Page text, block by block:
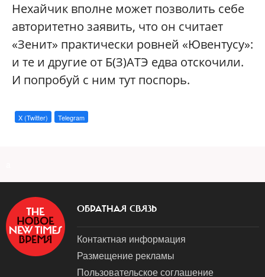
Нехайчик вполне может позволить себе
авторитетно заявить, что он считает
«Зенит» практически ровней «Ювентусу»:
и те и другие от Б(З)АТЭ едва отскочили.
И попробуй с ним тут поспорь.
X (Twitter) Telegram
ОБРАТНАЯ СВЯЗЬ
Контактная информация
Размещение рекламы
Пользовательское соглашение